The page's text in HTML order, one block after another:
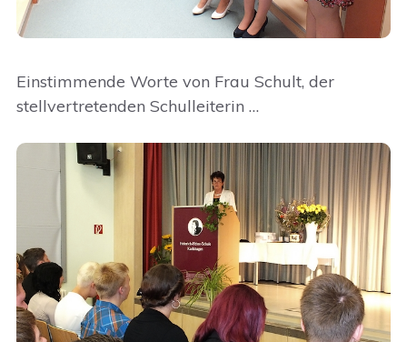
Einstimmende Worte von Frau Schult, der
stellvertretenden Schulleiterin …